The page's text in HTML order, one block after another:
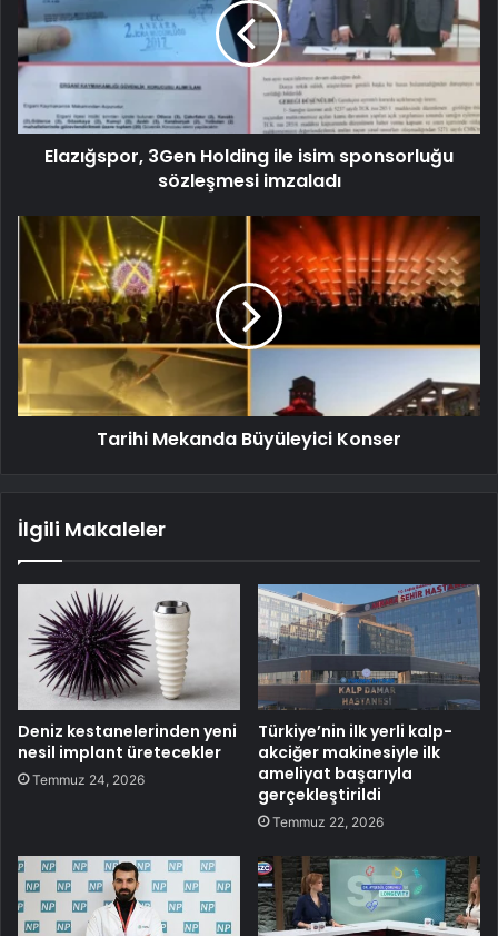
Elazığspor, 3Gen Holding ile isim sponsorluğu
sözleşmesi imzaladı
Tarihi Mekanda Büyüleyici Konser
İlgili Makaleler
Deniz kestanelerinden yeni
nesil implant üretecekler
Temmuz 24, 2026
Türkiye’nin ilk yerli kalp-
akciğer makinesiyle ilk
ameliyat başarıyla
gerçekleştirildi
Temmuz 22, 2026